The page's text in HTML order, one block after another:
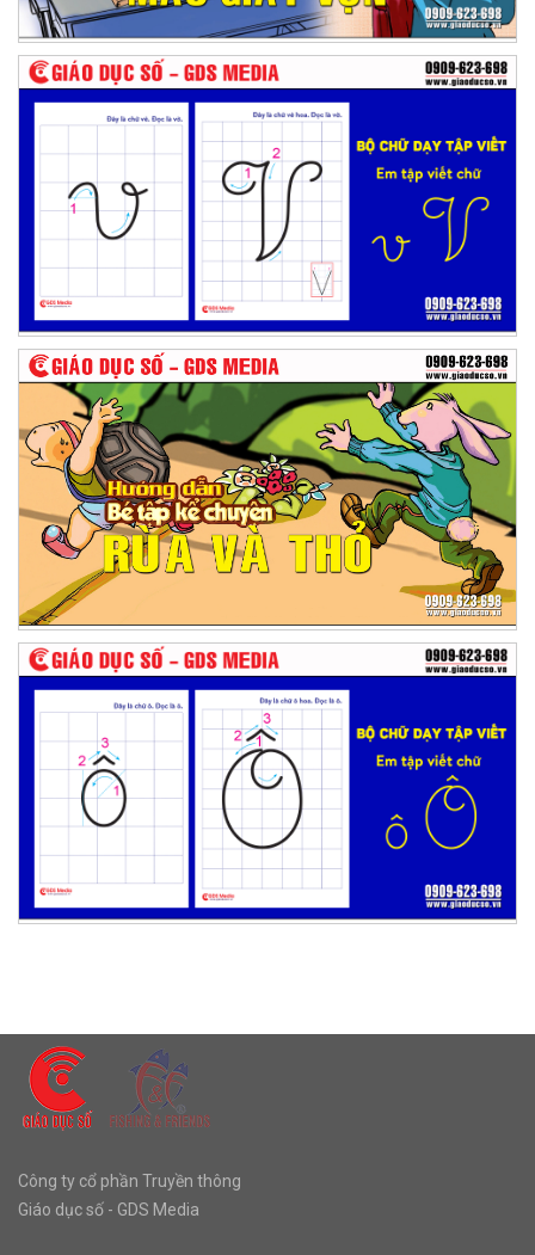
Công ty cổ phần Truyền thông
Giáo dục số - GDS Media